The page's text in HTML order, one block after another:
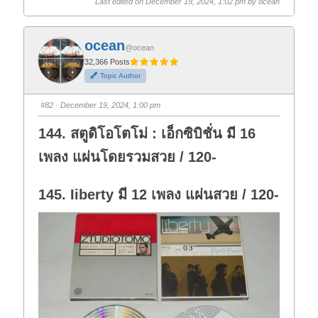
k
r
t
h
u
m
b
s
d
o
w
n
k
t
u
m
b
s
u
p
.
ocean@ocean
32,366 Posts
Topic Author
#82 · December 19, 2024, 1:00 pm
144. สตูดิโอโตโม่ : เอ็กซิบิชั่น มี 16
เพลง แผ่นโดยรวมสวย / 120-
145. Iiberty มี 12 เพลง แผ่นสวย / 120-